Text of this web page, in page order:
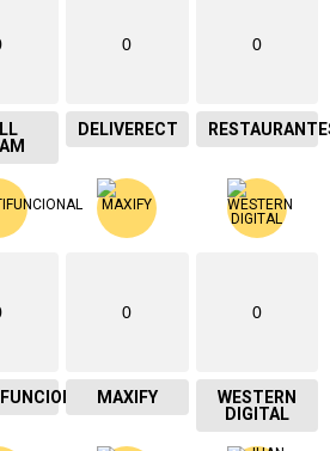
0
DELIVERECT
0
0
MAXIFY
0
WESTERN
DIGITAL